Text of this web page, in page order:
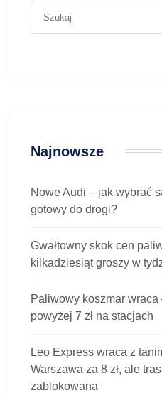
Najnowsze
Nowe Audi – jak wybrać
gotowy do drogi?
Gwałtowny skok cen
kilkadziesiąt groszy w
Paliwowy koszmar
powyżej 7 zł na stacjach
Leo Express wraca z
Warszawa za 8 zł, ale
zablokowana